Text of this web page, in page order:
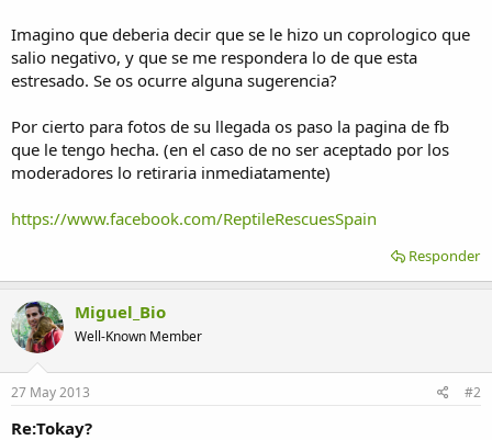
Imagino que deberia decir que se le hizo un coprologico que
salio negativo, y que se me respondera lo de que esta
estresado. Se os ocurre alguna sugerencia?
Por cierto para fotos de su llegada os paso la pagina de fb
que le tengo hecha. (en el caso de no ser aceptado por los
moderadores lo retiraria inmediatamente)
https://www.facebook.com/ReptileRescuesSpain
Responder
Miguel_Bio
Well-Known Member
27 May 2013 #2
Re:Tokay?